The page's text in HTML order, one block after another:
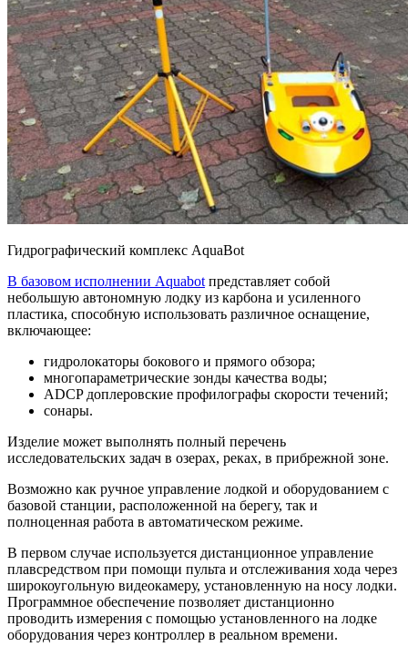
Гидрографический комплекс AquaBot
В базовом исполнении Aquabot представляет собой
небольшую автономную лодку из карбона и усиленного
пластика, способную использовать различное оснащение,
включающее:
гидролокаторы бокового и прямого обзора;
многопараметрические зонды качества воды;
ADCP доплеровские профилографы скорости течений;
сонары.
Изделие может выполнять полный перечень
исследовательских задач в озерах, реках, в прибрежной зоне.
Возможно как ручное управление лодкой и оборудованием с
базовой станции, расположенной на берегу, так и
полноценная работа в автоматическом режиме.
В первом случае используется дистанционное управление
плавсредством при помощи пульта и отслеживания хода через
широкоугольную видеокамеру, установленную на носу лодки.
Программное обеспечение позволяет дистанционно
проводить измерения с помощью установленного на лодке
оборудования через контроллер в реальном времени.